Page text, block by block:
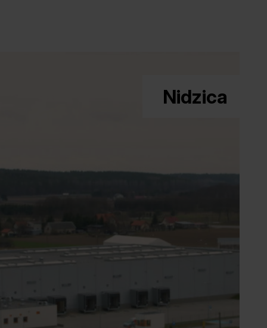
Nidzica